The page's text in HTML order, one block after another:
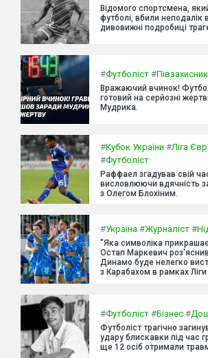
Відомого спортсмена,
футболі, вбили неподалік
дивовижні подробиці
#Футболіст #Півзахисник
Вражаючий вчинок!
готовий на серйозні
Мудрика.
#Кубок України #Ліга
#Футболіст
Раффаел згадував свій
висловлюючи вдячність
з Олегом Блохіним.
#Україна #Журналіст #
"Яка символіка прикрашає
Остап Маркевич
Динамо буде нелегко
з Карабахом в рамках
#Футболіст #Бізнес #
Футболіст трагічно
удару блискавки під час
ще 12 осіб отримали